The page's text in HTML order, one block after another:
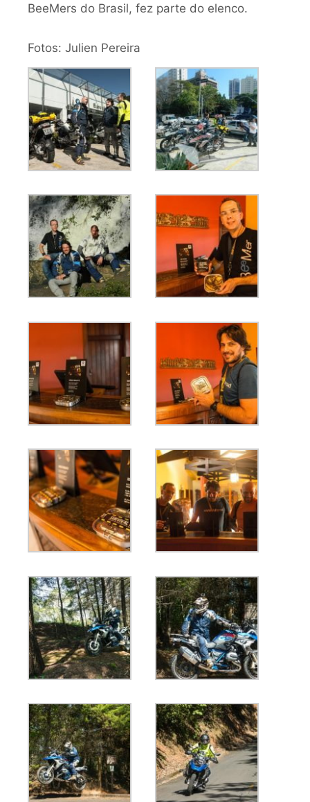
BeeMers do Brasil, fez parte do elenco.
Fotos: Julien Pereira